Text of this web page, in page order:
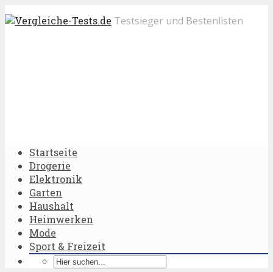
Testsieger und Bestenlisten
Startseite
Drogerie
Elektronik
Garten
Haushalt
Heimwerken
Mode
Sport & Freizeit